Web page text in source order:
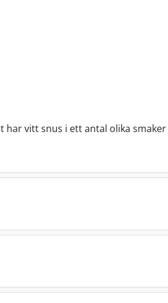
har vitt snus i ett antal olika